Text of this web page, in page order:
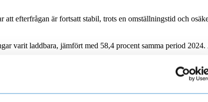
efterfrågan är fortsatt stabil, trots en omställningstid och
varit laddbara, jämfört med 58,4 procent samma period
året innan. Elbilen stärker därmed sin position som ett